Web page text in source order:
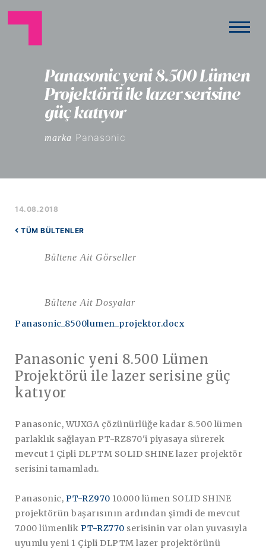
Panasonic yeni 8.500 Lümen
Projektörü ile lazer serisine
güç katıyor
marka Panasonic
14.08.2018
TÜM BÜLTENLER
Bültene Ait Görseller
Bültene Ait Dosyalar
Panasonic_8500lumen_projektor.docx
Panasonic yeni 8.500 Lümen
Projektörü ile lazer serisine güç
katıyor
Panasonic, WUXGA çözünürlüğe kadar 8.500 lümen
parlaklık sağlayan PT-RZ870'i piyasaya sürerek
mevcut 1 Çipli DLPTM SOLID SHINE lazer projektör
serisini tamamladı.
Panasonic, PT-RZ970 10.000 lümen SOLID SHINE
projektörün başarısının ardından şimdi de mevcut
7.000 lümenlik PT-RZ770 serisinin var olan yuvasıyla
uyumlu yeni 1 Çipli DLPTM lazer projektörünü